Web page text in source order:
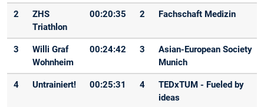
2
ZHS
Triathlon
00:20:35 2 Fachschaft Medizin
3
Willi Graf
Wohnheim
00:24:42 3
Asian-European Society
Munich
4 Untrainiert! 00:25:31 4
TEDxTUM - Fueled by
ideas